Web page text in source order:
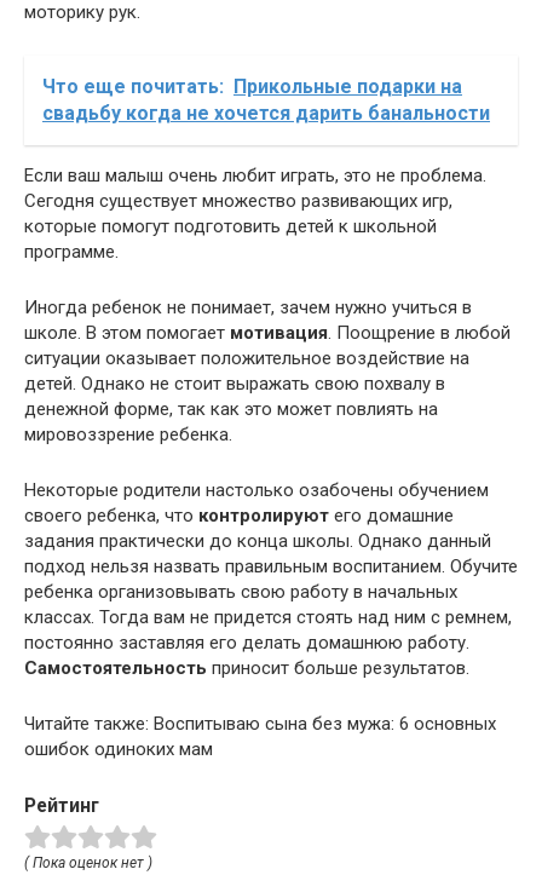
моторику рук.
Что еще почитать: Прикольные подарки на
свадьбу когда не хочется дарить банальности
Если ваш малыш очень любит играть, это не проблема.
Сегодня существует множество развивающих игр,
которые помогут подготовить детей к школьной
программе.
Иногда ребенок не понимает, зачем нужно учиться в
школе. В этом помогает мотивация. Поощрение в любой
ситуации оказывает положительное воздействие на
детей. Однако не стоит выражать свою похвалу в
денежной форме, так как это может повлиять на
мировоззрение ребенка.
Некоторые родители настолько озабочены обучением
своего ребенка, что контролируют его домашние
задания практически до конца школы. Однако данный
подход нельзя назвать правильным воспитанием. Обучите
ребенка организовывать свою работу в начальных
классах. Тогда вам не придется стоять над ним с ремнем,
постоянно заставляя его делать домашнюю работу.
Самостоятельность приносит больше результатов.
Читайте также: Воспитываю сына без мужа: 6 основных
ошибок одиноких мам
Рейтинг
( Пока оценок нет )